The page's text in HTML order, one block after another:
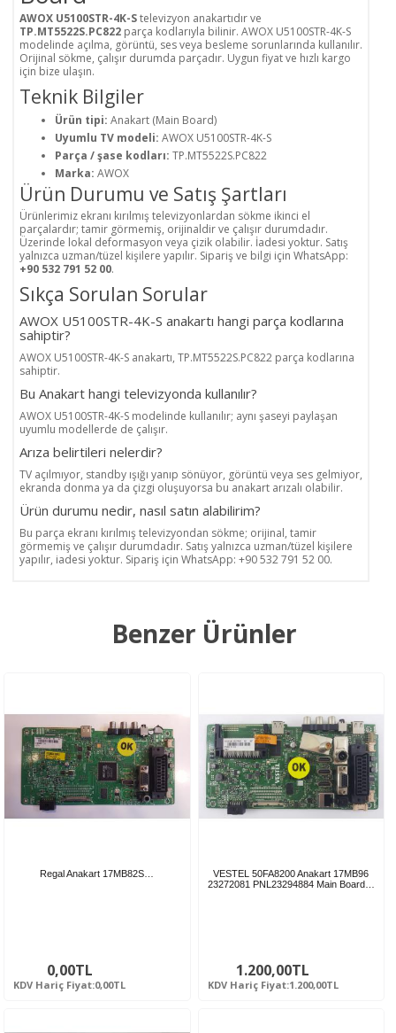
AWOX U5100STR-4K-Stelevizyon anakartıdır ve
TP.MT5522S.PC822 parça kodlarıyla bilinir. AWOX U5100STR-4K-S
modelinde açılma, görüntü, ses veya besleme sorunlarında kullanılır.
Orijinal sökme, çalışır durumda parçadır. Uygun fiyat ve hızlı kargo
için bize ulaşın.
Teknik Bilgiler
Ürün tipi: Anakart (Main Board)
Uyumlu TV modeli: AWOX U5100STR-4K-S
Parça / şase kodları: TP.MT5522S.PC822
Marka: AWOX
Ürün Durumu ve Satış Şartları
Ürünlerimiz ekranı kırılmış televizyonlardan sökme ikinci el
parçalardır; tamir görmemiş, orijinaldir ve çalışır durumdadır.
Üzerinde lokal deformasyon veya çizik olabilir. İadesi yoktur. Satış
yalnızca uzman/tüzel kişilere yapılır. Sipariş ve bilgi için WhatsApp:
+90 532 791 52 00.
Sıkça Sorulan Sorular
AWOX U5100STR-4K-S anakartı hangi parça kodlarına
sahiptir?
AWOX U5100STR-4K-S anakartı, TP.MT5522S.PC822 parça kodlarına
sahiptir.
Bu Anakart hangi televizyonda kullanılır?
AWOX U5100STR-4K-S modelinde kullanılır; aynı şaseyi paylaşan
uyumlu modellerde de çalışır.
Arıza belirtileri nelerdir?
TV açılmıyor, standby ışığı yanıp sönüyor, görüntü veya ses gelmiyor,
ekranda donma ya da çizgi oluşuyorsa bu anakart arızalı olabilir.
Ürün durumu nedir, nasıl satın alabilirim?
Bu parça ekranı kırılmış televizyondan sökme; orijinal, tamir
görmemiş ve çalışır durumdadır. Satış yalnızca uzman/tüzel kişilere
yapılır, iadesi yoktur. Sipariş için WhatsApp: +90 532 791 52 00.
Benzer Ürünler
Regal Anakart 17MB82S…
0,00TL
KDV Hariç Fiyat:0,00TL
VESTEL 50FA8200 Anakart 17MB96
23272081 PNL23294884 Main Board…
1.200,00TL
KDV Hariç Fiyat:1.200,00TL